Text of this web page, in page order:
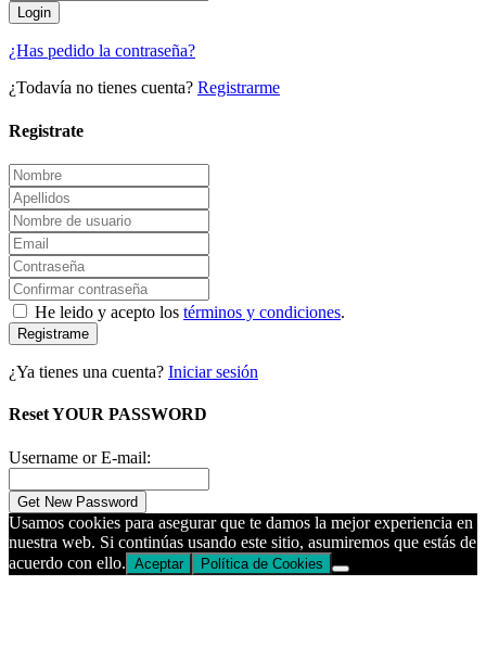
¿Has pedido la contraseña?
¿Todavía no tienes cuenta? Registrarme
Registrate
He leido y acepto los términos y condiciones.
Registrame
¿Ya tienes una cuenta? Iniciar sesión
Reset YOUR PASSWORD
Username or E-mail:
Usamos cookies para asegurar que te damos la mejor experiencia en
nuestra web. Si continúas usando este sitio, asumiremos que estás de
acuerdo con ello. Aceptar Política de Cookies